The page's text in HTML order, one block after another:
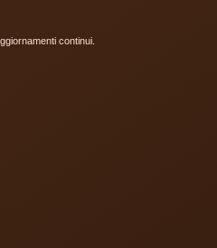
continui.